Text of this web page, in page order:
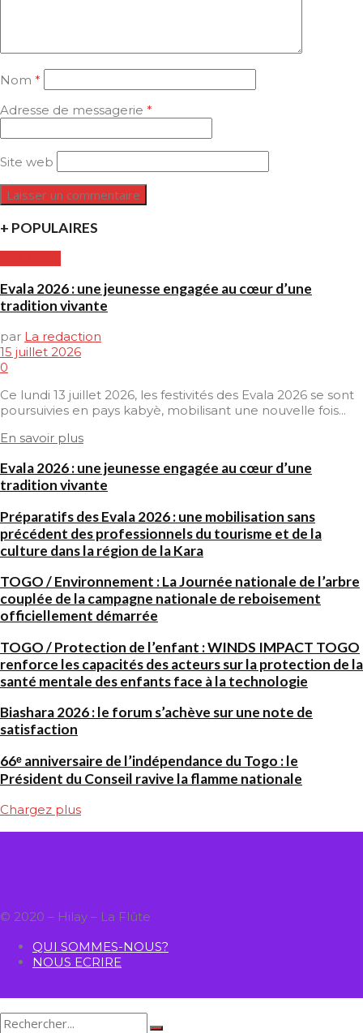
Nom *
Adresse de messagerie *
Site web
+ POPULAIRES
Evala 2026 : une jeunesse engagée au cœur d’une
tradition vivante
par La redaction
15 juillet 2026
0
Ce lundi 13 juillet 2026, les festivités des Evala 2026 se sont
poursuivies en pays kabyè, mobilisant une nouvelle fois...
En savoir plus
Evala 2026 : une jeunesse engagée au cœur d’une
tradition vivante
Préparatifs des Evala 2026 : une mobilisation sans
précédent des professionnels du tourisme et de la
culture dans la région de la Kara
TOGO / Environnement : La Journée nationale de l’arbre
couplée de la campagne nationale de reboisement
officiellement démarrée
TOGO / Protection de l’enfant : WINDS IMPACT TOGO
renforce les capacités des acteurs sur la protection de la
santé mentale des enfants face à la technologie
Biashara 2026 : le forum s’achève sur une note de
satisfaction
66ᵉ anniversaire de l’indépendance du Togo : le
Président du Conseil ravive la flamme nationale
Chargez plus
© 2020 – Hilay – La Flûte
QUI SOMMES-NOUS?
NOUS ECRIRE